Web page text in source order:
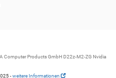
Computer Products GmbH D22z-M2-ZG Nvidia
-weitere Informationen